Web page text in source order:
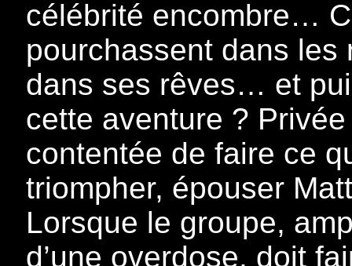
célébrité encombre…
pourchassent dans les
dans ses rêves… et
cette aventure ?
contentée de faire ce
triompher, épouser
Lorsque le groupe,
d’une overdose, doit